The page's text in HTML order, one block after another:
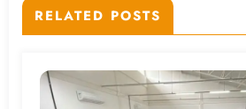
RELATED POSTS